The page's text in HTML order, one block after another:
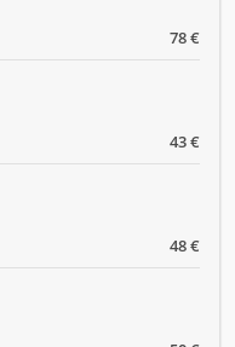
78 €
43 €
48 €